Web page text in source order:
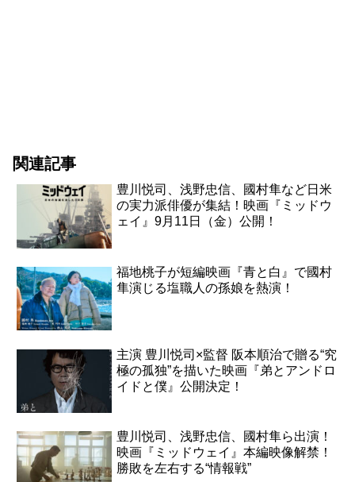
関連記事
豊川悦司、浅野忠信、國村隼など日米
の実力派俳優が集結！映画『ミッドウ
ェイ』9月11日（金）公開！
福地桃子が短編映画『青と白』で國村
隼演じる塩職人の孫娘を熱演！
主演 豊川悦司×監督 阪本順治で贈る“究
極の孤独”を描いた映画『弟とアンドロ
イドと僕』公開決定！
豊川悦司、浅野忠信、國村隼ら出演！
映画『ミッドウェイ』本編映像解禁！
勝敗を左右する“情報戦”